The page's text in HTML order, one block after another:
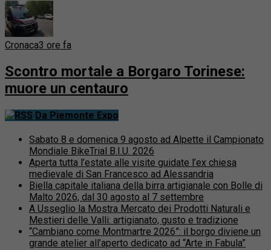
Cronaca3 ore fa
Scontro mortale a Borgaro Torinese:
muore un centauro
Da Piemonte Expo
Sabato 8 e domenica 9 agosto ad Alpette il Campionato
Mondiale BikeTrial B.I.U. 2026
Aperta tutta l’estate alle visite guidate l’ex chiesa
medievale di San Francesco ad Alessandria
Biella capitale italiana della birra artigianale con Bolle di
Malto 2026, dal 30 agosto al 7 settembre
A Usseglio la Mostra Mercato dei Prodotti Naturali e
Mestieri delle Valli: artigianato, gusto e tradizione
“Cambiano come Montmartre 2026”: il borgo diviene un
grande atelier all’aperto dedicato ad “Arte in Fabula”